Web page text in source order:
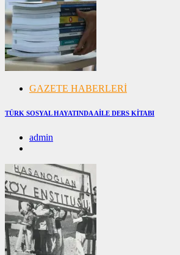
GAZETE HABERLERİ
TÜRK SOSYAL HAYATINDA AİLE DERS KİTABI
admin